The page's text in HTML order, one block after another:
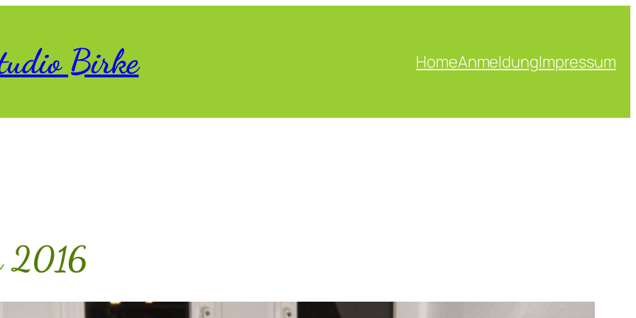
Birke HomeAnmeldungImpressum
2016